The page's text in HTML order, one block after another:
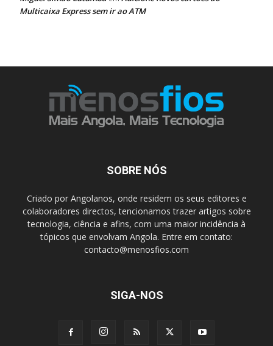
Multicaixa Express sem ir ao ATM
SOBRE NÓS
Criado por Angolanos, onde residem os seus editores e
colaboradores directos, tencionamos trazer artigos sobre
tecnologia, ciência e afins, com uma maior incidência à
tópicos que envolvam Angola. Entre em contato:
contacto@menosfios.com
SIGA-NOS